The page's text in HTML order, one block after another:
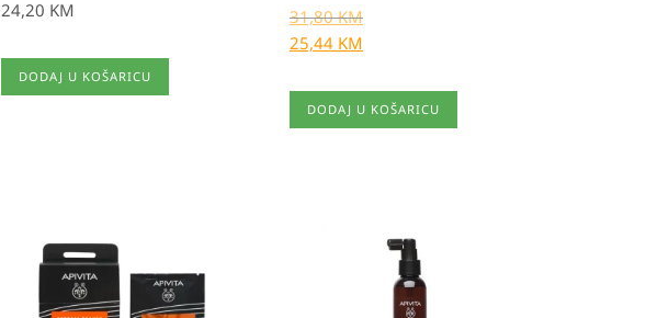
24,20 KM
DODAJ U KOŠARICU
31,80KM
25,44 KM
DODAJ U KOŠARICU